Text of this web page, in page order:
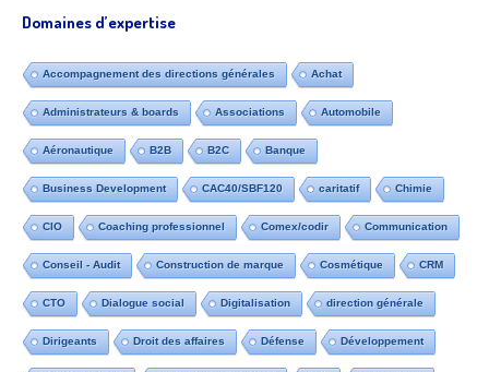
Domaines d’expertise
Accompagnement des directions générales Achat
Administrateurs & boards Associations Automobile
Aéronautique B2B B2C Banque
Business Development CAC40/SBF120 caritatif Chimie
CIO Coaching professionnel Comex/codir Communication
Conseil - Audit Construction de marque Cosmétique CRM
CTO Dialogue social Digitalisation direction générale
Dirigeants Droit des affaires Défense Développement